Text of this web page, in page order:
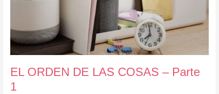
EL ORDEN DE LAS COSAS – Parte
1